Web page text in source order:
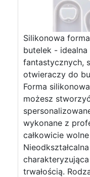
Silikonowa
butelek -
fantastycznych,
otwieraczy do
Forma
możesz
wykonane z
całkowicie
trwałością.